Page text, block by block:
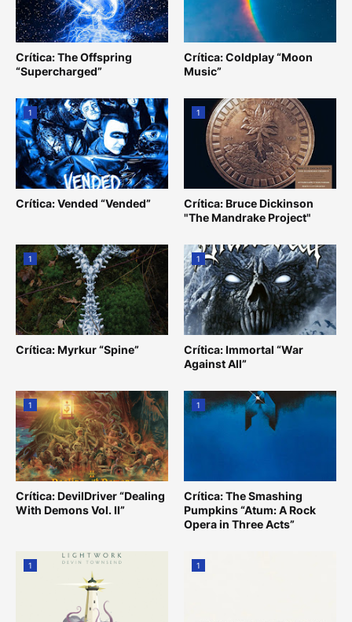
Crítica: The Offspring
“Supercharged”
Crítica: Coldplay “Moon
Music”
1
Crítica: Vended “Vended”
1
Crítica: Bruce Dickinson
"The Mandrake Project"
1
Crítica: Myrkur “Spine”
1
Crítica: Immortal “War
Against All”
1
Crítica: DevilDriver “Dealing
With Demons Vol. II”
1
Crítica: The Smashing
Pumpkins “Atum: A Rock
Opera in Three Acts”
1 1